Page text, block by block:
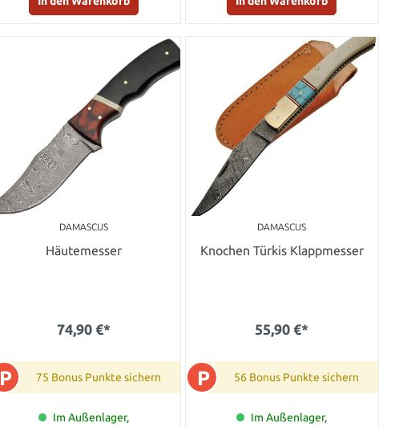
DAMASCUS
Häutemesser
74,90 €*
P 75 Bonus Punkte sichern
Im Außenlager,
DAMASCUS
Knochen Türkis Klappmesser
55,90 €*
P 56 Bonus Punkte sichern
Im Außenlager,